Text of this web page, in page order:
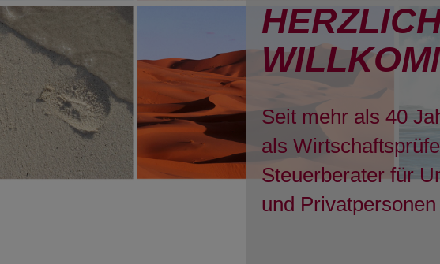
Seit mehr als 40
als
Steuerberater für
und Privatpersonen